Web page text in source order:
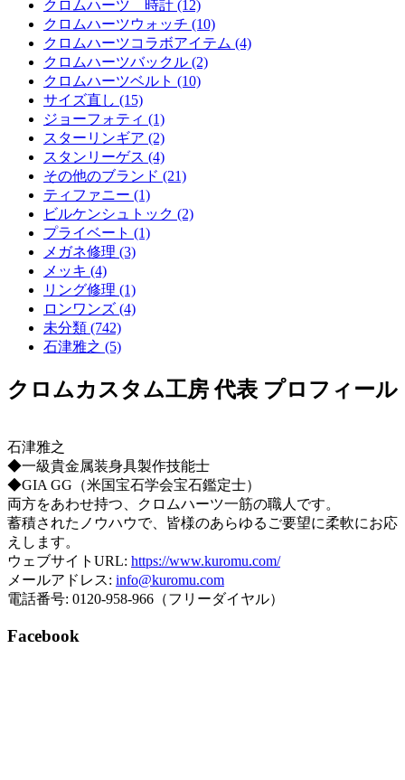
クロムハーツ 時計 (12)
クロムハーツウォッチ (10)
クロムハーツコラボアイテム (4)
クロムハーツバックル (2)
クロムハーツベルト (10)
サイズ直し (15)
ジョーフォティ (1)
スターリンギア (2)
スタンリーゲス (4)
その他のブランド (21)
ティファニー (1)
ビルケンシュトック (2)
プライベート (1)
メガネ修理 (3)
メッキ (4)
リング修理 (1)
ロンワンズ (4)
未分類 (742)
石津雅之 (5)
クロムカスタム工房 代表 プロフィール
石津雅之
◆一級貴金属装身具製作技能士
◆GIA GG（米国宝石学会宝石鑑定士）
両方をあわせ持つ、クロムハーツ一筋の職人です。
蓄積されたノウハウで、皆様のあらゆるご要望に柔軟にお応
えします。
ウェブサイトURL: https://www.kuromu.com/
メールアドレス: info@kuromu.com
電話番号: 0120-958-966（フリーダイヤル）
Facebook